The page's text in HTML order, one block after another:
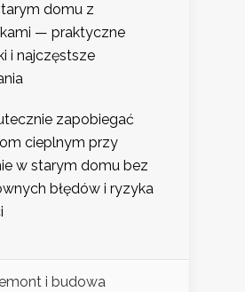
domu z
— praktyczne
i najczęstsze
zapobiegać
cieplnym przy
w starym domu bez
błędów i ryzyka
i budowa